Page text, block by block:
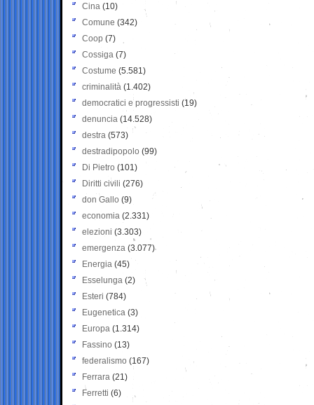
Cina (10)
Comune (342)
Coop (7)
Cossiga (7)
Costume (5.581)
criminalità (1.402)
democratici e progressisti (19)
denuncia (14.528)
destra (573)
destradipopolo (99)
Di Pietro (101)
Diritti civili (276)
don Gallo (9)
economia (2.331)
elezioni (3.303)
emergenza (3.077)
Energia (45)
Esselunga (2)
Esteri (784)
Eugenetica (3)
Europa (1.314)
Fassino (13)
federalismo (167)
Ferrara (21)
Ferretti (6)